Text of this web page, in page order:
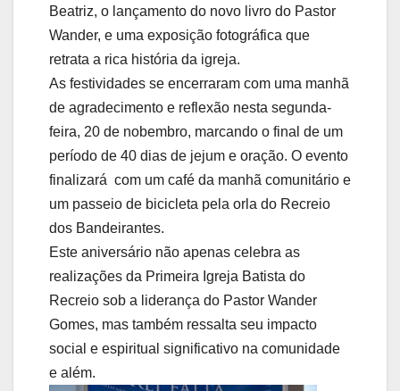
Beatriz, o lançamento do novo livro do Pastor
Wander, e uma exposição fotográfica que
retrata a rica história da igreja.
As festividades se encerraram com uma manhã
de agradecimento e reflexão nesta segunda-
feira, 20 de nobembro, marcando o final de um
período de 40 dias de jejum e oração. O evento
finalizará com um café da manhã comunitário e
um passeio de bicicleta pela orla do Recreio
dos Bandeirantes.
Este aniversário não apenas celebra as
realizações da Primeira Igreja Batista do
Recreio sob a liderança do Pastor Wander
Gomes, mas também ressalta seu impacto
social e espiritual significativo na comunidade
e além.